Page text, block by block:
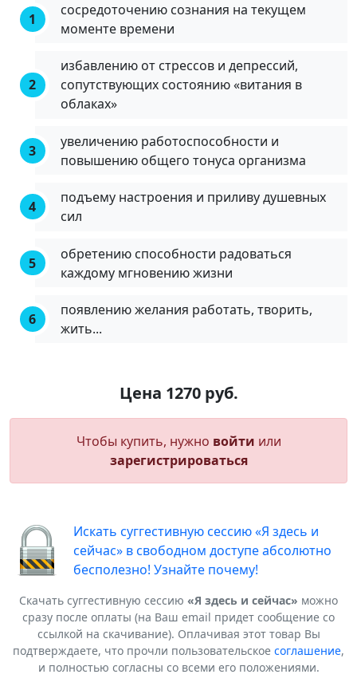
сосредоточению сознания на текущем
моменте времени
избавлению от стрессов и депрессий,
сопутствующих состоянию «витания в
облаках»
увеличению работоспособности и
повышению общего тонуса организма
подъему настроения и приливу душевных
сил
обретению способности радоваться
каждому мгновению жизни
появлению желания работать, творить,
жить...
Цена 1270 руб.
Чтобы купить, нужно войти или
зарегистрироваться
Искать суггестивную сессию «Я здесь и
сейчас» в свободном доступе абсолютно
бесполезно! Узнайте почему!
Скачать суггестивную сессию «Я здесь и сейчас» можно
сразу после оплаты (на Ваш email придет сообщение со
ссылкой на скачивание). Оплачивая этот товар Вы
подтверждаете, что прочли пользовательское соглашение,
и полностью согласны со всеми его положениями.